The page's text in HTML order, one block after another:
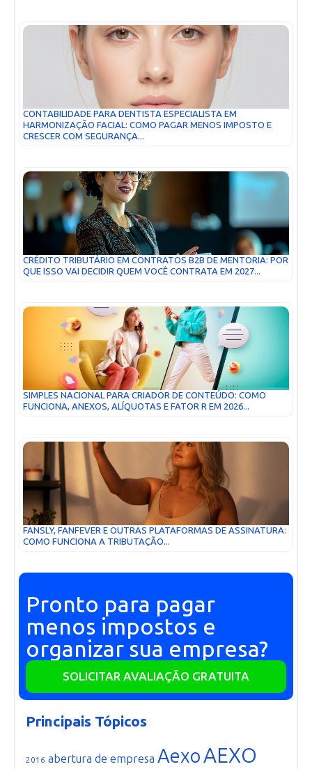
CONTABILIDADE PARA DENTISTA ESPECIALISTA EM
HARMONIZAÇÃO FACIAL: COMO PAGAR MENOS IMPOSTO E
CRESCER COM SEGURANÇA...
CRÉDITO TRIBUTÁRIO EM CONTRATOS B2B DE MENTORIA: POR
QUE ISSO VAI DECIDIR QUEM VOCÊ CONTRATA EM 2027...
SIMPLES NACIONAL PARA CRIADOR DE CONTEÚDO: COMO
FUNCIONA, ANEXOS, ALÍQUOTAS E FATOR R EM 2026...
FANSLY, FANFEVER E OUTRAS PLATAFORMAS DE ASSINATURA:
COMO FUNCIONA A TRIBUTAÇÃO...
Pronto para pagar
menos impostos e
organizar sua empresa?
SOLICITAR AVALIAÇÃO GRATUITA
Principais Tópicos
2016 abertura de empresa AexoAEXO